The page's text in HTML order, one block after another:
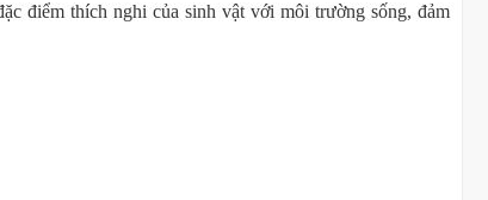
điểm thích nghi của sinh vật với môi trường sống, đảm